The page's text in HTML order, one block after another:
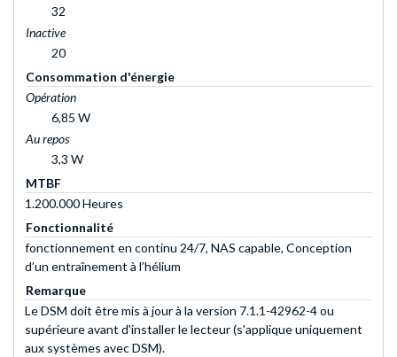
32
Inactive
20
Consommation d'énergie
Opération
6,85 W
Au repos
3,3 W
MTBF
1.200.000 Heures
Fonctionnalité
fonctionnement en continu 24/7, NAS capable, Conception
d’un entraînement à l’hélium
Remarque
Le DSM doit être mis à jour à la version 7.1.1-42962-4 ou
supérieure avant d'installer le lecteur (s'applique uniquement
aux systèmes avec DSM).